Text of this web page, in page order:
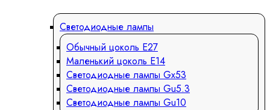
Светодиодные лампы
Обычный цоколь Е27
Маленький цоколь Е14
Светодиодные лампы Gx53
Светодиодные лампы Gu5.3
Светодиодные лампы Gu10